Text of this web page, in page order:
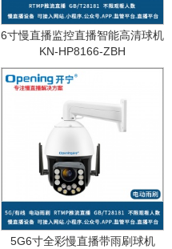
6寸慢直播监控直播智能高清球机
KN-HP8166-ZBH
5G6寸全彩慢直播带雨刷球机